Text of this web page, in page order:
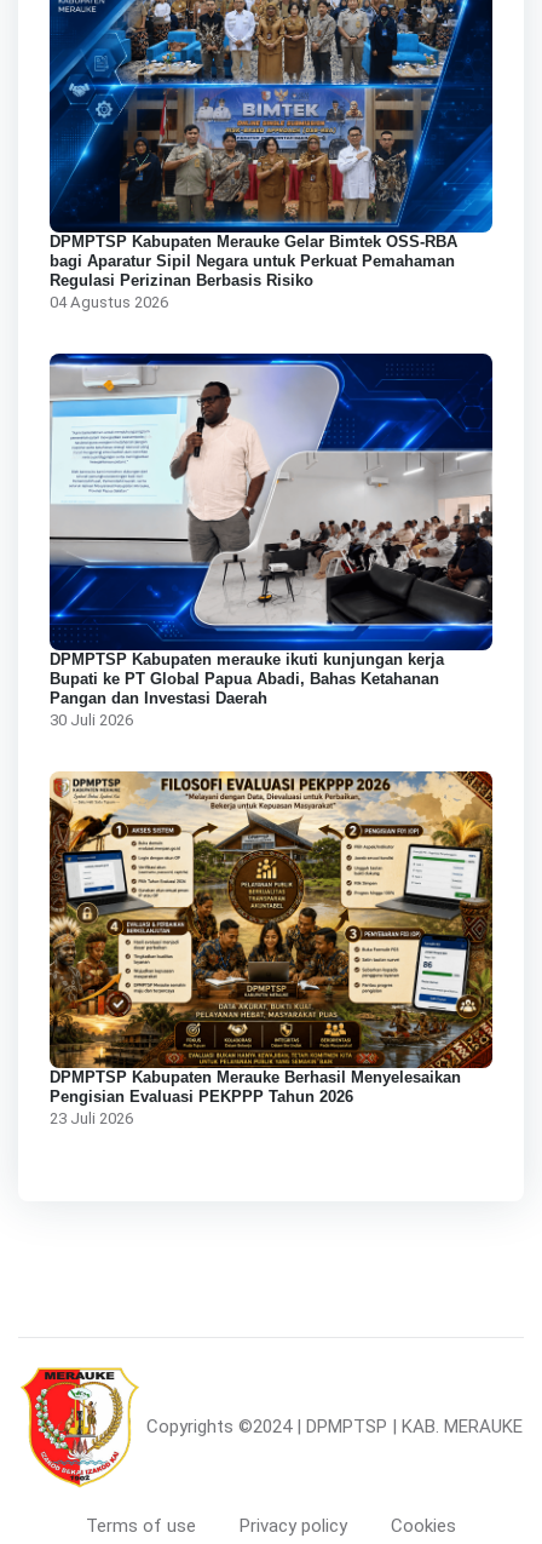
DPMPTSP Kabupaten Merauke Gelar Bimtek OSS-RBA
bagi Aparatur Sipil Negara untuk Perkuat Pemahaman
Regulasi Perizinan Berbasis Risiko
04 Agustus 2026
DPMPTSP Kabupaten merauke ikuti kunjungan kerja
Bupati ke PT Global Papua Abadi, Bahas Ketahanan
Pangan dan Investasi Daerah
30 Juli 2026
DPMPTSP Kabupaten Merauke Berhasil Menyelesaikan
Pengisian Evaluasi PEKPPP Tahun 2026
23 Juli 2026
Copyrights ©2024 | DPMPTSP | KAB. MERAUKE
Terms of use Privacy policy Cookies